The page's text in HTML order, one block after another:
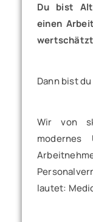
Du bist
einen
Dann bist
Wir von
modernes
lautet: